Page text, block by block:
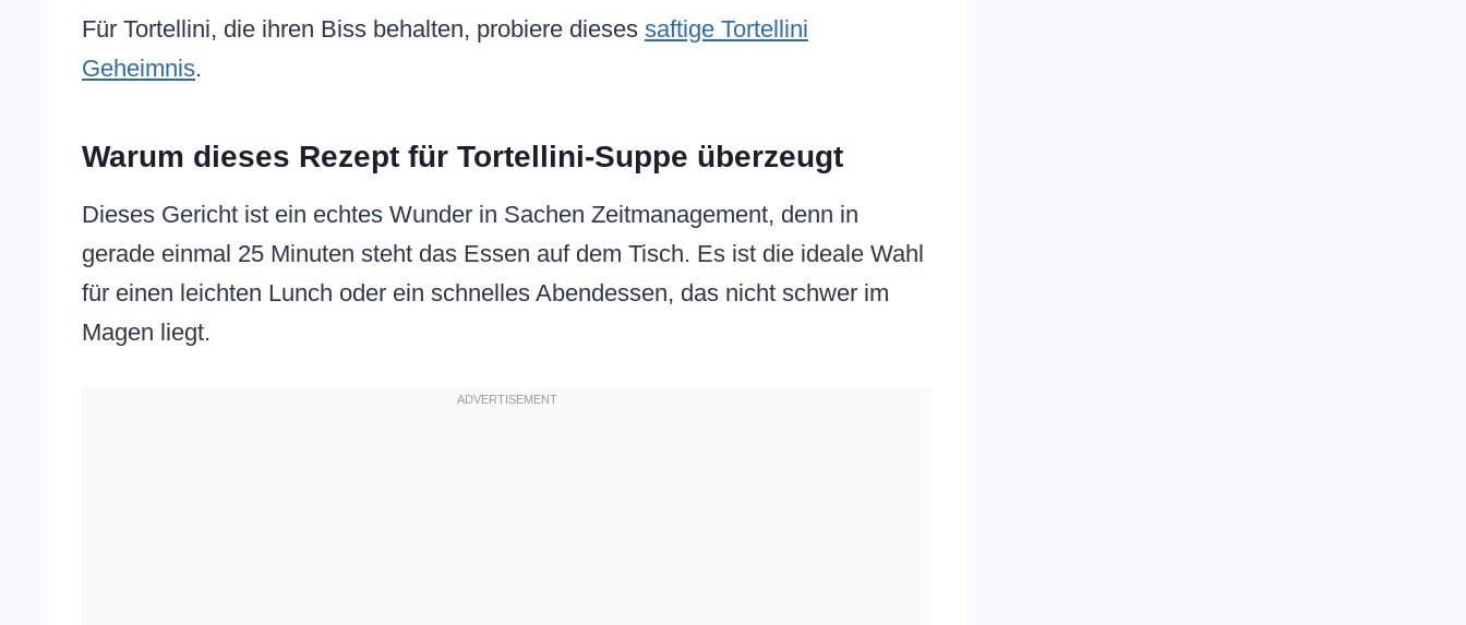
Für Tortellini, die ihren Biss behalten, probiere dieses saftige Tortellini
Geheimnis.
Warum dieses Rezept für Tortellini-Suppe überzeugt
Dieses Gericht ist ein echtes Wunder in Sachen Zeitmanagement, denn in
gerade einmal 25 Minuten steht das Essen auf dem Tisch. Es ist die ideale Wahl
für einen leichten Lunch oder ein schnelles Abendessen, das nicht schwer im
Magen liegt.